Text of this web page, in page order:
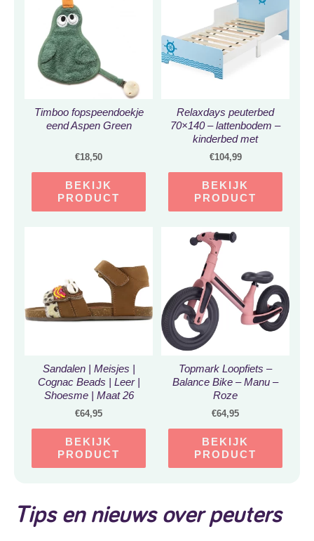
Timboo fopspeendoekje
eend Aspen Green
€18,50
BEKIJK
PRODUCT
Relaxdays peuterbed
70×140 – lattenbodem –
kinderbed met
uitvalbeveiliging –
€104,99
BEKIJK
PRODUCT
Sandalen | Meisjes |
Cognac Beads | Leer |
Shoesme | Maat 26
€64,95
BEKIJK
PRODUCT
Topmark Loopfiets –
Balance Bike – Manu –
Roze
€64,95
BEKIJK
PRODUCT
Tips en nieuws over peuters